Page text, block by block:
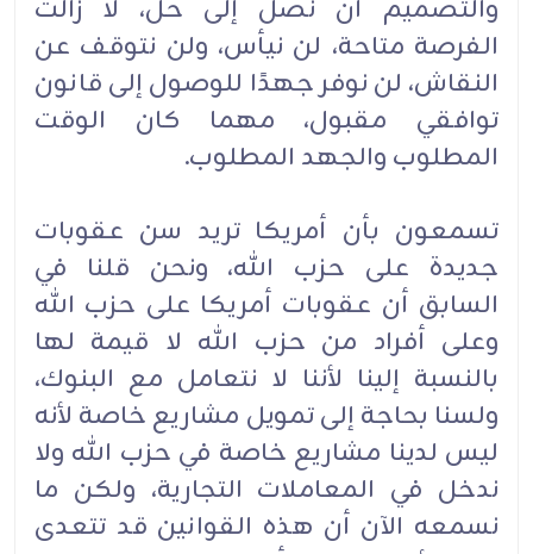
والتصميم أن نصل إلى حل، لا زالت
الفرصة متاحة، لن نيأس، ولن نتوقف عن
النقاش، لن نوفر جهدًا للوصول إلى قانون
توافقي مقبول، مهما كان الوقت
المطلوب والجهد المطلوب.
تسمعون بأن أمريكا تريد سن عقوبات
جديدة على حزب الله، ونحن قلنا في
السابق أن عقوبات أمريكا على حزب الله
وعلى أفراد من حزب الله لا قيمة لها
بالنسبة إلينا لأننا لا نتعامل مع البنوك،
ولسنا بحاجة إلى تمويل مشاريع خاصة لأنه
ليس لدينا مشاريع خاصة في حزب الله ولا
ندخل في المعاملات التجارية، ولكن ما
نسمعه الآن أن هذه القوانين قد تتعدى